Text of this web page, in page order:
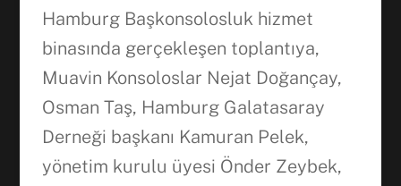
Hamburg Başkonsolosluk hizmet
binasında gerçekleşen toplantıya,
Muavin Konsoloslar Nejat Doğançay,
Osman Taş, Hamburg Galatasaray
Derneği başkanı Kamuran Pelek,
yönetim kurulu üyesi Önder Zeybek,